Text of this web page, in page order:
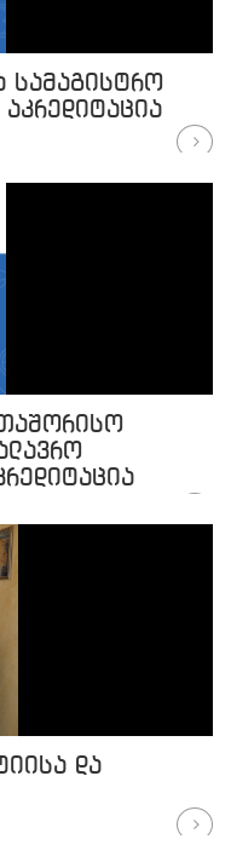
სამაგისტრო
და